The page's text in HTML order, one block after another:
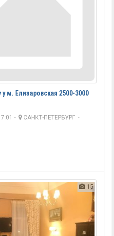
м. Елизаровская 2500-3000
- САНКТ-ПЕТЕРБУРГ -
15